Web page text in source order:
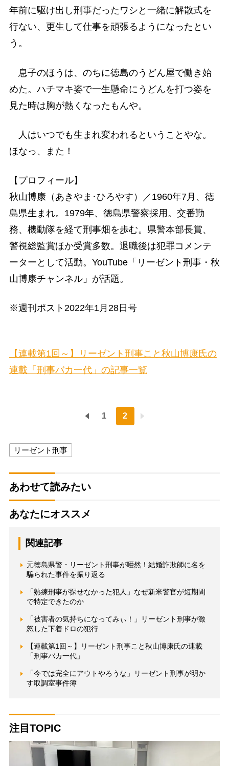
年前に駆け出し刑事だったワシと一緒に解散式を
行ない、更生して仕事を頑張るようになったとい
う。
息子のほうは、のちに徳島のうどん屋で働き始
めた。ハチマキ姿で一生懸命にうどんを打つ姿を
見た時は胸が熱くなったもんや。
人はいつでも生まれ変われるということやな。
ほなっ、また！
【プロフィール】
秋山博康（あきやま･ひろやす）／1960年7月、徳
島県生まれ。1979年、徳島県警察採用。交番勤
務、機動隊を経て刑事畑を歩む。県警本部長賞、
警視総監賞ほか受賞多数。退職後は犯罪コメンテ
ーターとして活動。YouTube「リーゼント刑事・秋
山博康チャンネル」が話題。
※週刊ポスト2022年1月28日号
【連載第1回～】リーゼント刑事こと秋山博康氏の
連載「刑事バカ一代」の記事一覧
1 2
リーゼント刑事
あわせて読みたい
あなたにオススメ
関連記事
元徳島県警・リーゼント刑事が唖然！結婚詐欺師に名を
騙られた事件を振り返る
「熟練刑事が探せなかった犯人」なぜ新米警官が短期間
で特定できたのか
「被害者の気持ちになってみぃ！」リーゼント刑事が激
怒した下着ドロの犯行
【連載第1回～】リーゼント刑事こと秋山博康氏の連載
「刑事バカ一代」
「今では完全にアウトやろうな」リーゼント刑事が明か
す取調室事件簿
注目TOPIC